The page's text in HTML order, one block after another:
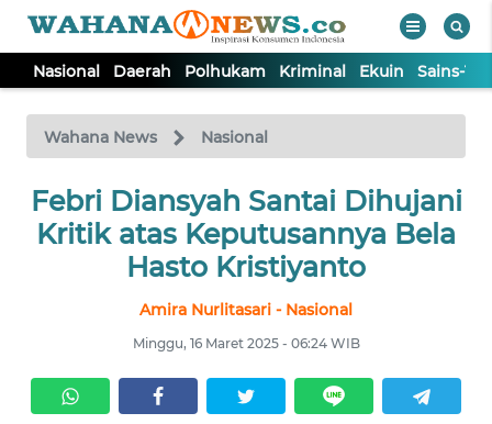
Nasional Daerah Polhukam Kriminal Ekuin Sains-
Wahana News Nasional
Febri Diansyah Santai Dihujani
Kritik atas Keputusannya Bela
Hasto Kristiyanto
Amira Nurlitasari - Nasional
Minggu, 16 Maret 2025 - 06:24 WIB
TV
Tutup
NASIONAL
KRIMINAL